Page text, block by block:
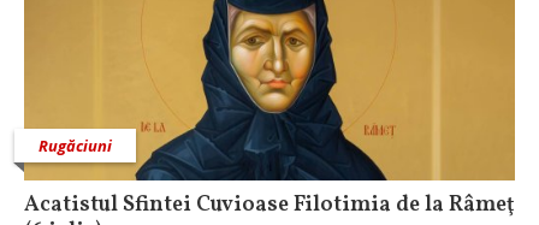
Rugăciuni
Acatistul Sfintei Cuvioase Filotimia de la Râmeţ